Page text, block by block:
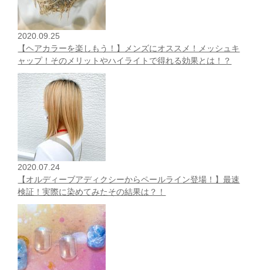
2020.09.25
【ヘアカラーを楽しもう！】メンズにオススメ！メッシュキ
ャップ！そのメリットやハイライトで得れる効果とは！？
2020.07.24
【オルディーブアディクシーからペールライン登場！】最速
検証！実際に染めてみたその結果は？！